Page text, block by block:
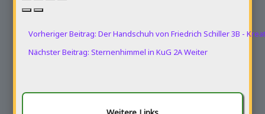
Vorheriger Beitrag: Der Handschuh von Friedrich Schiller 3B -
Nächster Beitrag: Sternenhimmel in KuG 2AWeiter